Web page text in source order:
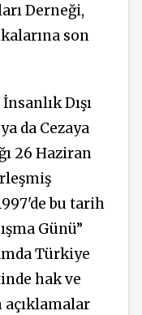
Derneği,
son
Dışı
da Cezaya
26 Haziran
bu tarih
Günü”
Türkiye
hak ve